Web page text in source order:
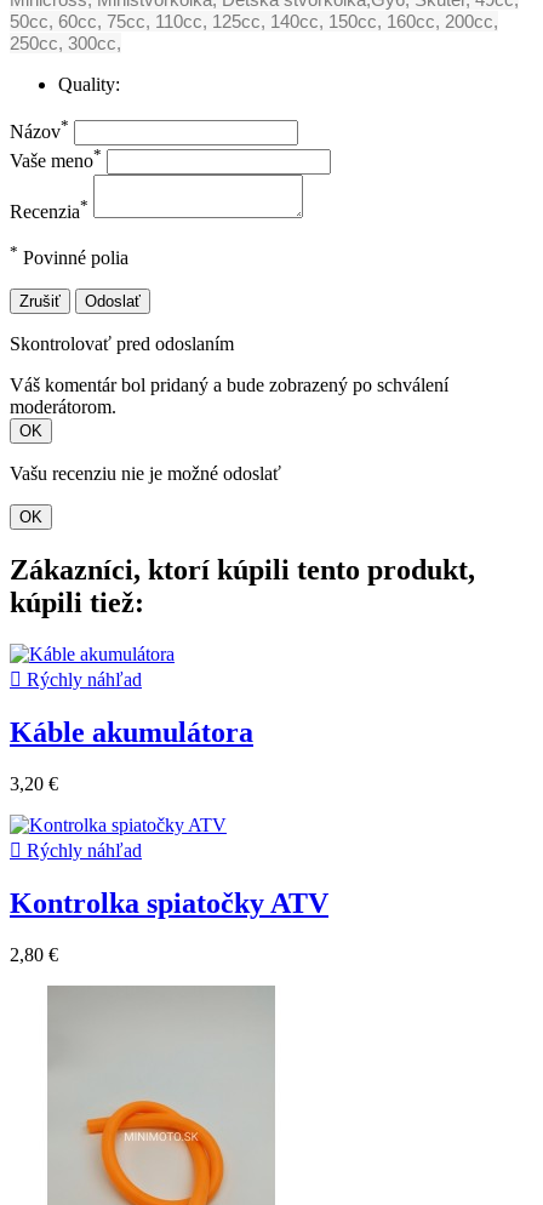
50cc, 60cc, 75cc, 110cc, 125cc, 140cc, 150cc, 160cc, 200cc,
250cc, 300cc,
Quality:
Názov*
Vaše meno*
Recenzia*
* Povinné polia
Zrušiť Odoslať
Skontrolovať pred odoslaním
Váš komentár bol pridaný a bude zobrazený po schválení
moderátorom.
OK
Vašu recenziu nie je možné odoslať
OK
Zákazníci, ktorí kúpili tento produkt,
kúpili tiež:
 Rýchly náhľad
Káble akumulátora
3,20 €
 Rýchly náhľad
Kontrolka spiatočky ATV
2,80 €